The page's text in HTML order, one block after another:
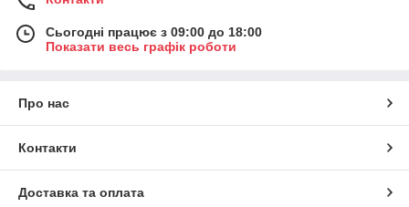
Сьогодні працює з 09:00 до 18:00
Показати весь графік роботи
Про нас
Контакти
Доставка та оплата